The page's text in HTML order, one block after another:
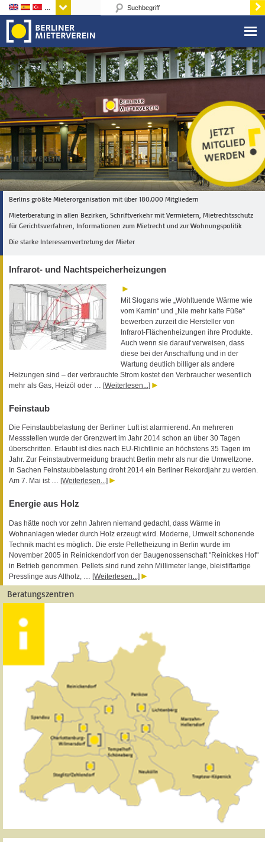
Sprachen
Berlins größte Mieterorganisation mit über 180.000 Mitgliedern
Mieterberatung in allen Bezirken, Schriftverkehr mit Vermietern, Mietrechtsschutz
für Gerichtsverfahren, Informationen zum Mietrecht und zur Wohnungspolitik
Die starke Interessenvertretung der Mieter
Infrarot- und Nachtspeicherheizungen
Mit Slogans wie „Wohltuende Wärme wie
vom Kamin“ und „Nie mehr kalte Füße“
bewerben zurzeit die Hersteller von
Infrarot-Flächenheizungen ihre Produkte.
Auch wenn sie darauf verweisen, dass
diese bei der Anschaffung und in der
Wartung deutlich billiger als andere
Heizungen sind – der verbrauchte Strom kostet den Verbraucher wesentlich
mehr als Gas, Heizöl oder … [Weiterlesen...]
Feinstaub
Die Feinstaubbelastung der Berliner Luft ist alarmierend. An mehreren
Messstellen wurde der Grenzwert im Jahr 2014 schon an über 30 Tagen
überschritten. Erlaubt ist dies nach EU-Richtlinie an höchstens 35 Tagen im
Jahr. Zur Feinstaubvermeidung braucht Berlin mehr als nur die Umweltzone.
In Sachen Feinstaubbelastung droht 2014 ein Berliner Rekordjahr zu werden.
Am 7. Mai ist … [Weiterlesen...]
Energie aus Holz
Das hätte noch vor zehn Jahren niemand gedacht, dass Wärme in
Wohnanlagen wieder durch Holz erzeugt wird. Moderne, Umwelt schonende
Technik macht es möglich. Die erste Pelletheizung in Berlin wurde im
November 2005 in Reinickendorf von der Baugenossenschaft "Reinickes Hof"
in Betrieb genommen. Pellets sind rund zehn Millimeter lange, bleistiftartige
Presslinge aus Altholz, … [Weiterlesen...]
Beratungszentren